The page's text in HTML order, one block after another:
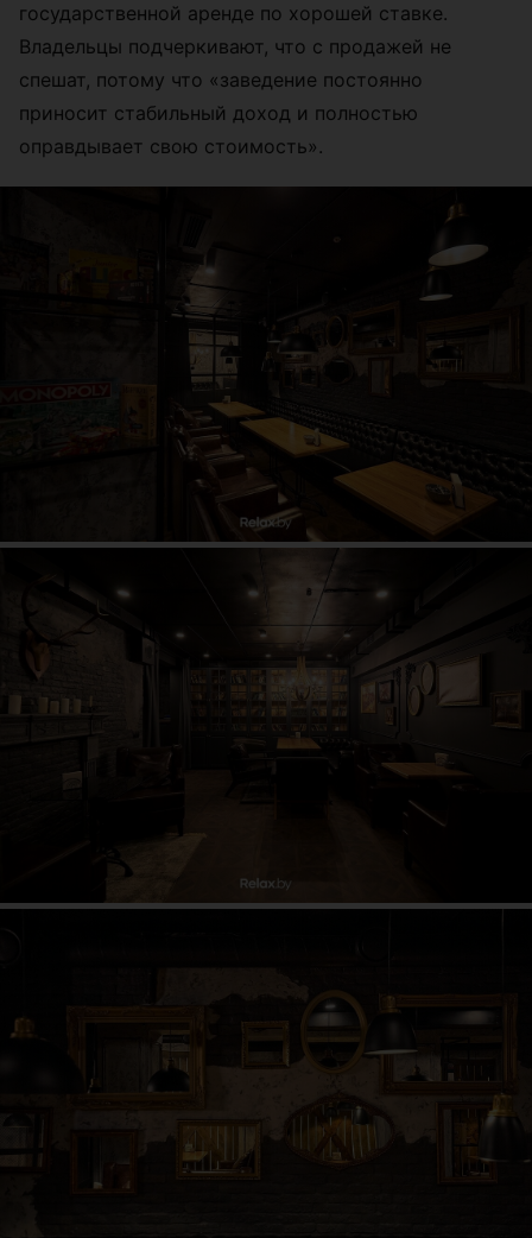
государственной аренде по хорошей ставке.
Владельцы подчеркивают, что с продажей не
спешат, потому что «заведение постоянно
приносит стабильный доход и полностью
оправдывает свою стоимость».